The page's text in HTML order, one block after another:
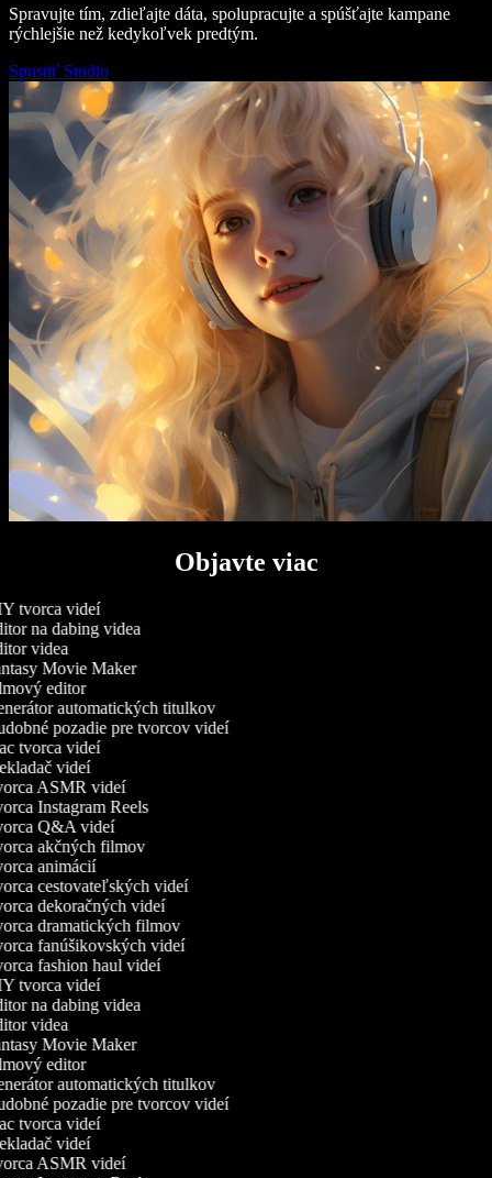
Spravujte tím, zdieľajte dáta, spolupracujte a spúšťajte kampane
rýchlejšie než kedykoľvek predtým.
Spustiť Studio
Objavte viac
tvorca videí
na dabing videa
videa
Movie Maker
editor
automatických titulkov
pozadie pre tvorcov videí
tvorca videí
videí
ASMR videí
Instagram Reels
Q&A videí
akčných filmov
animácií
cestovateľských videí
dekoračných videí
dramatických filmov
fanúšikovských videí
fashion haul videí
tvorca videí
na dabing videa
videa
Movie Maker
editor
automatických titulkov
pozadie pre tvorcov videí
tvorca videí
videí
ASMR videí